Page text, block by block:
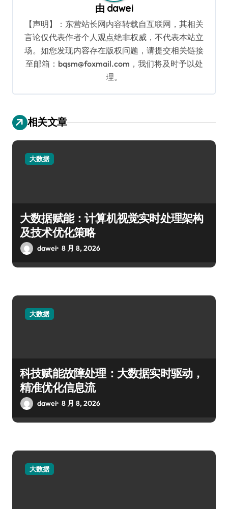
由 dawei
【声明】：东营站长网内容转载自互联网，其相关
言论仅代表作者个人观点绝非权威，不代表本站立
场。如您发现内容存在版权问题，请提交相关链接
至邮箱：bqsm@foxmail.com，我们将及时予以处
理。
相关文章
大数据
大数据赋能：计算机视觉实时处理架构
及技术优化策略
dawei 8 月 8, 2026
大数据
科技赋能故障处理：大数据实时驱动，
精准优化信息流
dawei 8 月 8, 2026
大数据